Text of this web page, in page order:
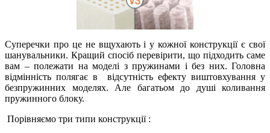
Суперечки про це не вщухають і у кожної конструкції є свої
шанувальники. Кращий спосіб перевірити, що підходить саме
вам – полежати на моделі з пружинами і без них. Головна
відмінність полягає в
відсутність ефекту виштовхування у
безпружинних моделях. Але багатьом до душі коливання
пружинного блоку.
Порівняємо три типи конструкції :